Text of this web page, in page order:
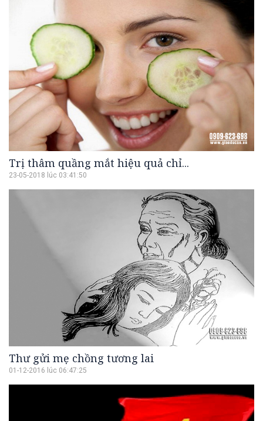
Trị thâm quầng mắt hiệu quả chỉ...
23-05-2018 lúc 03:41:50
Thư gửi mẹ chồng tương lai
01-12-2016 lúc 06:47:25